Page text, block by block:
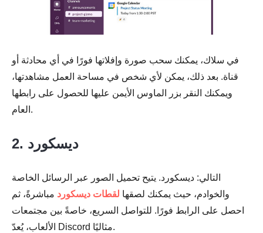
في سلاك، يمكنك سحب صورة وإفلاتها فورًا في أي محادثة أو
قناة. بعد ذلك، يمكن لأي شخص في مساحة العمل مشاهدتها،
ويمكنك النقر بزر الماوس الأيمن عليها للحصول على رابطها
العام.
2. ديسكورد
التالي: ديسكورد. يتيح تحميل الصور عبر الرسائل الخاصة
والخوادم، حيث يمكنك لصقها لقطات ديسكورد مباشرةً، ثم
احصل على الرابط فورًا. للتواصل السريع، خاصةً بين مجتمعات
الألعاب، يُعدّ Discord مثاليًا.